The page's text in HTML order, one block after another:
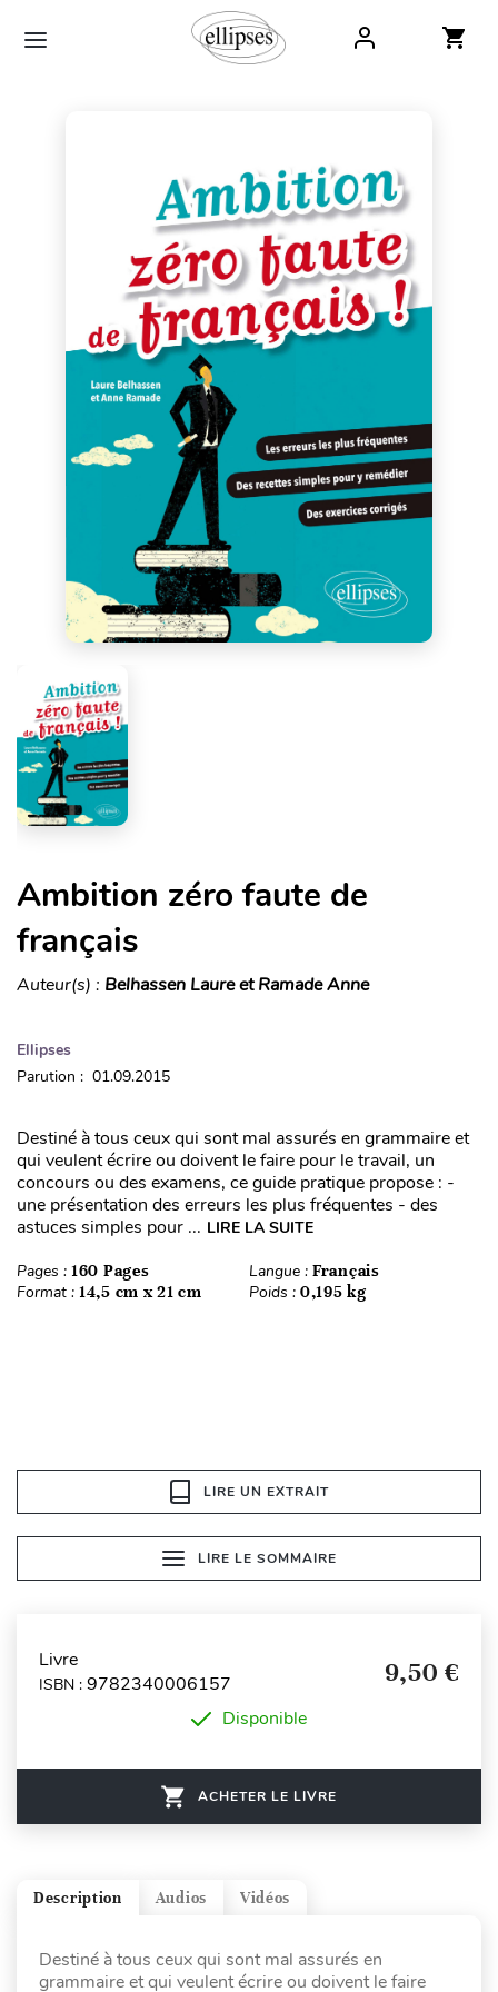
Ambition zéro faute de
français
Auteur(s) : Belhassen Laure et Ramade Anne
Ellipses
Parution : 01.09.2015
Destiné à tous ceux qui sont mal assurés en grammaire et
qui veulent écrire ou doivent le faire pour le travail, un
concours ou des examens, ce guide pratique propose : -
une présentation des erreurs les plus fréquentes - des
astuces simples pour ... LIRE LA SUITE
Pages : 160 Pages Langue : Français
Format : 14,5 cm x 21 cm Poids : 0,195 kg
LIRE UN EXTRAIT
LIRE LE SOMMAIRE
Livre
ISBN : 9782340006157 9,50 €
Disponible
ACHETER LE LIVRE
Vidéos
Audios
Description
Destiné à tous ceux qui sont mal assurés en
grammaire et qui veulent écrire ou doivent le faire